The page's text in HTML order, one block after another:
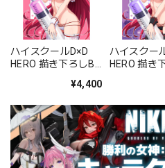
ハイスクールD×D
HERO 描き下ろしB2
ス・グレモリー/白
¥4,400
ハイスクー
HERO 描き
ス・グレモ